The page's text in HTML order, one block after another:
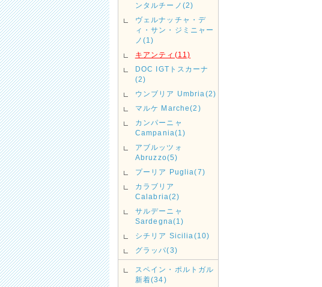
ンタルチーノ(2)
ヴェルナッチャ・デ
ィ・サン・ジミニャー
ノ(1)
キアンティ(11)
DOC IGTトスカーナ
(2)
ウンブリア Umbria(2)
マルケ Marche(2)
カンパーニャ
Campania(1)
アブルッツォ
Abruzzo(5)
プーリア Puglia(7)
カラブリア
Calabria(2)
サルデーニャ
Sardegna(1)
シチリア Sicilia(10)
グラッパ(3)
スペイン・ポルトガル
新着(34)